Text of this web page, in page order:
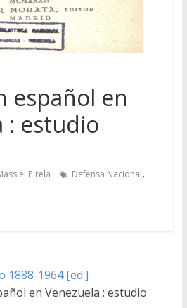
español en
: estudio
Pirela Defensa Nacional,
1888-1964 [ed.]
en Venezuela : estudio